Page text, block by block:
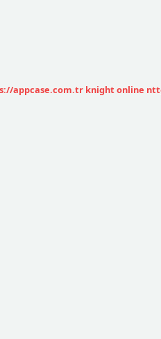
appcase.com.tr knight online